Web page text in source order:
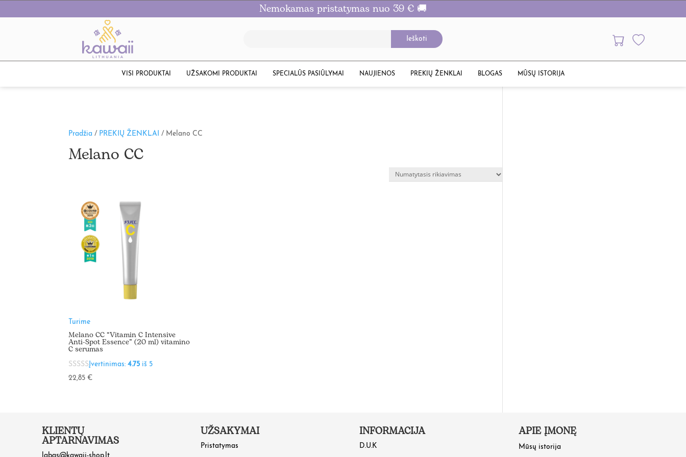
Nemokamas pristatymas nuo 39 € 🚚
VISI PRODUKTAI UŽSAKOMI PRODUKTAI SPECIALŪS PASIŪLYMAI NAUJIENOS PREKIŲ ŽENKLAI BLOGAS MŪSŲ ISTORIJA
Pradžia / PREKIŲ ŽENKLAI / Melano CC
Melano CC
Turime
Melano CC “Vitamin C Intensive
Anti-Spot Essence” (20 ml) vitamino
C serumas
Įvertinimas:4.75 iš 5
22,85€
KLIENTŲ
APTARNAVIMAS
UŽSAKYMAI
Pristatymas
INFORMACIJA
D.U.K
APIE ĮMONĘ
Mūsų istorija